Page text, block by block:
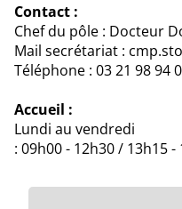
Contact :
Chef du pôle : Docteur
Mail secrétariat :
Téléphone : 03 21 98 94
Accueil :
Lundi au vendredi
: 09h00 - 12h30 / 13h15 -